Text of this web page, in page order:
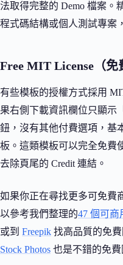
法取得完整的 Demo 檔案。
程式碼結構或個人測試專案
Free MIT License（免
有些模板的授權方式採用
果右側下載資訊欄位只顯示
鈕，沒有其他付費選項，基
板。這類模板可以完全免費
去除頁尾的 Credit 連結。
如果你正在尋找更多可免費
以參考我們整理的47 個可商
或到 Freepik 找高品質的免費
Stock Photos 也是不錯的免費